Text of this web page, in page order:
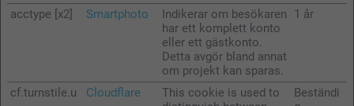
acctype [x2] Smartphoto
Indikerar om besökaren
har ett komplett konto
eller ett gästkonto.
Detta avgör bland annat
om projekt kan sparas.
1 år
cf.turnstile.u Cloudflare
This cookie is used to
Beständi